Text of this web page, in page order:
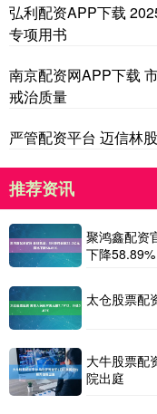
弘利配资APP下载
专项用书
南京配资网APP下载
戒治质量
严管配资平台 迈信林
推荐资讯
聚鸿鑫配资
下降58.89%
太仓股票配
大牛股票配
院出庭